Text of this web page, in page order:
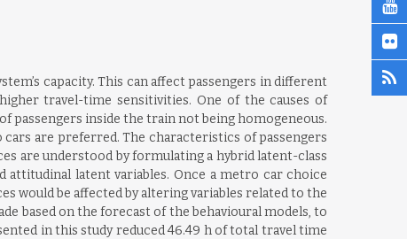
capacity. This can affect passengers in different
travel-time sensitivities. One of the causes of
inside the train not being homogeneous.
are preferred. The characteristics of passengers
are understood by formulating a hybrid latent-class
latent variables. Once a metro car choice
would be affected by altering variables related to the
based on the forecast of the behavioural models, to
in this study reduced 46.49 h of total travel time